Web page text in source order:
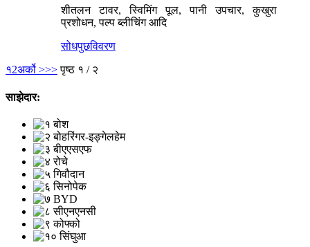
शीतलन टावर, स्विमिंग पूल, पानी उपचार, कुखुरा
प्रशोधन, पल्प ब्लीचिंग आदि
सोधपुछविवरण
१2अर्को >>> पृष्ठ १ / २
साझेदार: